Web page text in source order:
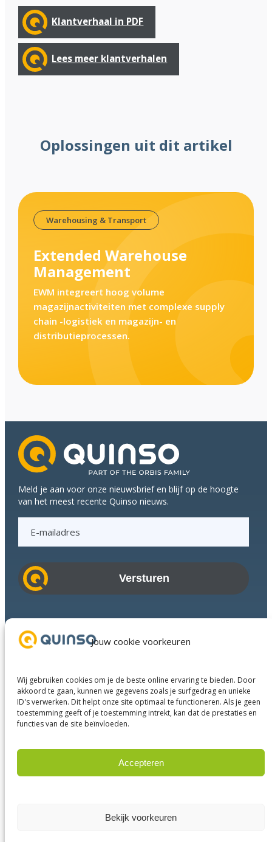
Jouw cookie voorkeuren
Wij gebruiken cookies om je de beste online ervaring te bieden. Door
akkoord te gaan, kunnen we gegevens zoals je surfgedrag en unieke
ID's verwerken. Dit helpt onze site optimaal te functioneren. Als je geen
toestemming geeft of je toestemming intrekt, kan dat de prestaties en
functies van de site beïnvloeden.
Accepteren
Bekijk voorkeuren
Klantverhaal in PDF
Lees meer klantverhalen
Oplossingen uit dit artikel
Warehousing & Transport
Extended Warehouse
Management
EWM integreert hoog volume
magazijnactiviteiten met complexe supply
chain -logistiek en magazijn- en
distributieprocessen.
Meld je aan voor onze nieuwsbrief en blijf op de hoogte
van het meest recente Quinso nieuws.
a
i
a
d
r
s
Succesverhalen
Over ons
Businesspartners
Contact
LinkedInInstagramFacebook YouTube
Privacy Policy